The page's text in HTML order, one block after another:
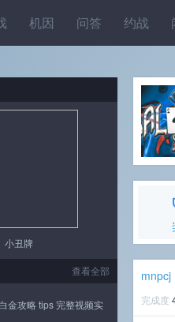
机因 问答 约战
mnpcj
完成度
小丑牌
查看全部
金攻略 tips 完整视频实